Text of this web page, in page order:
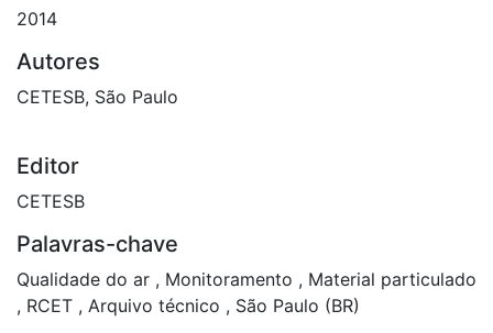
2014
Autores
CETESB, São Paulo
Editor
CETESB
Palavras-chave
Qualidade do ar , Monitoramento , Material particulado
, RCET , Arquivo técnico , São Paulo (BR)